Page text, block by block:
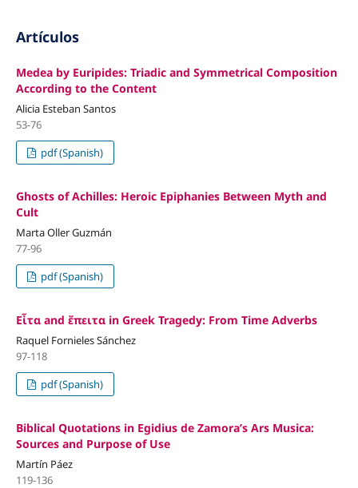
Artículos
Medea by Euripides: Triadic and Symmetrical Composition
According to the Content
Alicia Esteban Santos
53-76
pdf (Spanish)
Ghosts of Achilles: Heroic Epiphanies Between Myth and
Cult
Marta Oller Guzmán
77-96
pdf (Spanish)
Εἶτα and ἔπειτα in Greek Tragedy: From Time Adverbs
Raquel Fornieles Sánchez
97-118
pdf (Spanish)
Biblical Quotations in Egidius de Zamora’s Ars Musica:
Sources and Purpose of Use
Martín Páez
119-136